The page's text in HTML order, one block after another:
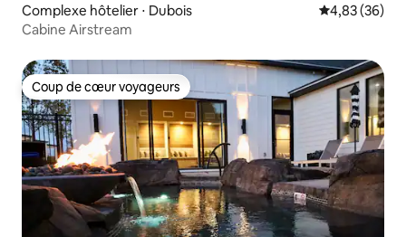
Complexe hôtelier ⋅ Dubois Évaluation
4,83 (36)
Cabine Airstream
Coup de cœur voyageurs
Coup de cœur voyageurs